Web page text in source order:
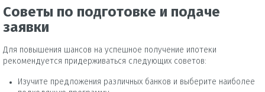
Советы по подготовке и подаче
заявки
Для повышения шансов на успешное получение ипотеки
рекомендуется придерживаться следующих советов:
Изучите предложения различных банков и выберите наиболее